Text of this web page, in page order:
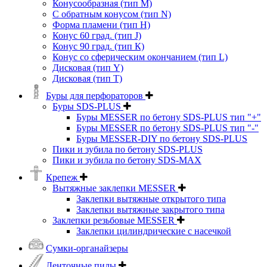
Конусообразная (тип М)
C обратным конусом (тип N)
Форма пламени (тип H)
Конус 60 град. (тип J)
Конус 90 град. (тип К)
Конус со сферическим окончанием (тип L)
Дисковая (тип Y)
Дисковая (тип Т)
Буры для перфораторов
Буры SDS-PLUS
Буры MESSER по бетону SDS-PLUS тип "+"
Буры MESSER по бетону SDS-PLUS тип "-"
Буры MESSER-DIY по бетону SDS-PLUS
Пики и зубила по бетону SDS-PLUS
Пики и зубила по бетону SDS-MAX
Крепеж
Вытяжные заклепки MESSER
Заклепки вытяжные открытого типа
Заклепки вытяжные закрытого типа
Заклепки резьбовые MESSER
Заклепки цилиндрические с насечкой
Сумки-органайзеры